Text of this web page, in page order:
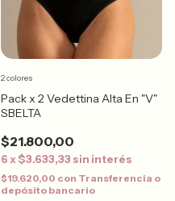
Pack x 2 Vedettina Alta En "V"
SBELTA
$21.800,00
6 x$3.633,33 sin interés
$19.620,00 con Transferencia o
depósito bancario
2 colores